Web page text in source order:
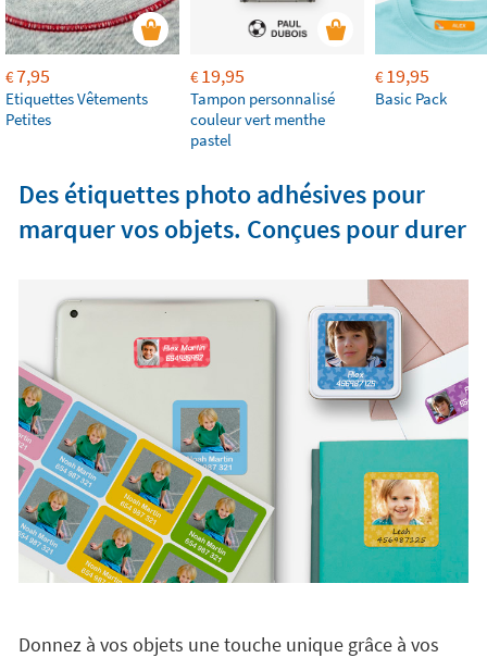
€7,95
Etiquettes Vêtements
Petites
€19,95
Tampon personnalisé
couleur vert menthe
pastel
€19,95
Basic Pack
Des étiquettes photo adhésives pour
marquer vos objets. Conçues pour durer
Donnez à vos objets une touche unique grâce à vos